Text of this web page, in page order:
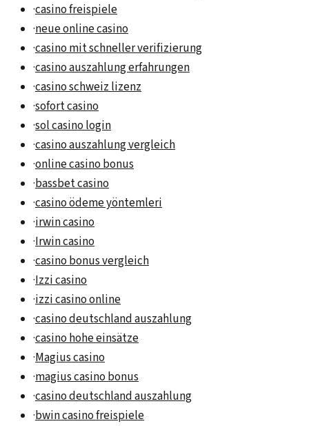
·casino freispiele
·neue online casino
·casino mit schneller verifizierung
·casino auszahlung erfahrungen
·casino schweiz lizenz
·sofort casino
·sol casino login
·casino auszahlung vergleich
·online casino bonus
·bassbet casino
·casino ödeme yöntemleri
·irwin casino
·Irwin casino
·casino bonus vergleich
·Izzi casino
·izzi casino online
·casino deutschland auszahlung
·casino hohe einsätze
·Magius casino
·magius casino bonus
·casino deutschland auszahlung
·bwin casino freispiele